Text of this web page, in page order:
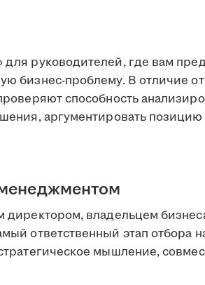
руководителей, где вам
бизнес-проблему. В отличие
способность
аргументировать позицию
директором, владельцем
ответственный этап отбора
мышление,